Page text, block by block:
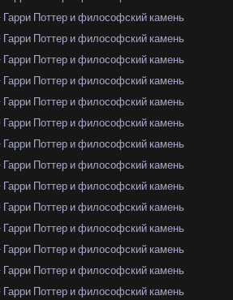
Поттер и философский камень
Поттер и философский камень
Поттер и философский камень
Поттер и философский камень
Поттер и философский камень
Поттер и философский камень
Поттер и философский камень
Поттер и философский камень
Поттер и философский камень
Поттер и философский камень
Поттер и философский камень
Поттер и философский камень
Поттер и философский камень
Поттер и философский камень